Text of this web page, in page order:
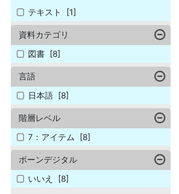
テキスト
[1]
資料カテゴリ
図書 [8]
言語
日本語 [8]
階層レベル
7：アイテム
[8]
ボーンデジタル
いいえ
[8]